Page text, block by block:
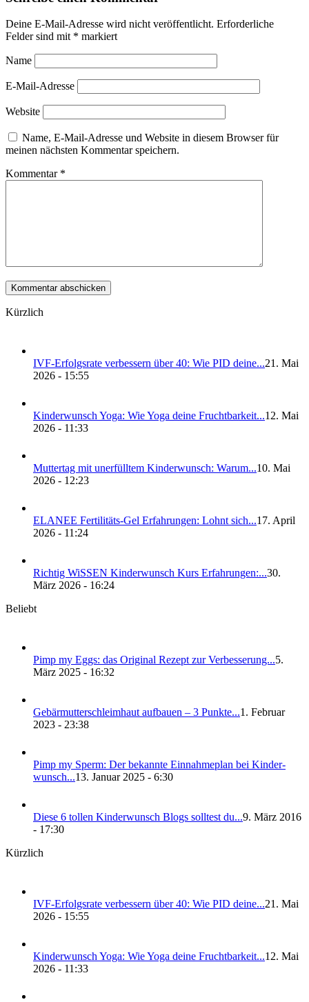
Deine E-Mail-Adresse wird nicht veröffentlicht. Erforderliche
Felder sind mit * markiert
Name
E-Mail-Adresse
Website
Name, E-Mail-Adresse und Website in diesem Browser für
meinen nächsten Kommentar speichern.
Kommentar *
Kürzlich
IVF-Erfolgs­ra­te ver­bes­sern über 40: Wie PID dei­ne...21. Mai
2026 - 15:55
Kin­der­wunsch Yoga: Wie Yoga dei­ne Frucht­bar­keit...12. Mai
2026 - 11:33
Mut­ter­tag mit uner­füll­tem Kin­der­wunsch: War­um...10. Mai
2026 - 12:23
ELANEE Fer­ti­li­täts-Gel Erfah­run­gen: Lohnt sich...17. April
2026 - 11:24
Rich­tig WiS­SEN Kin­der­wunsch Kurs Erfah­run­gen:...30.
März 2026 - 16:24
Beliebt
Pimp my Eggs: das Ori­gi­nal Rezept zur Ver­bes­se­rung...5.
März 2025 - 16:32
Gebär­mut­ter­schleim­haut auf­bau­en – 3 Punk­te...1. Februar
2023 - 23:38
Pimp my Sperm: Der bekann­te Ein­nah­me­plan bei Kin­der­
wunsch...13. Januar 2025 - 6:30
Die­se 6 tol­len Kin­der­wunsch Blogs soll­test du...9. März 2016
- 17:30
Kürzlich
IVF-Erfolgs­ra­te ver­bes­sern über 40: Wie PID dei­ne...21. Mai
2026 - 15:55
Kin­der­wunsch Yoga: Wie Yoga dei­ne Frucht­bar­keit...12. Mai
2026 - 11:33